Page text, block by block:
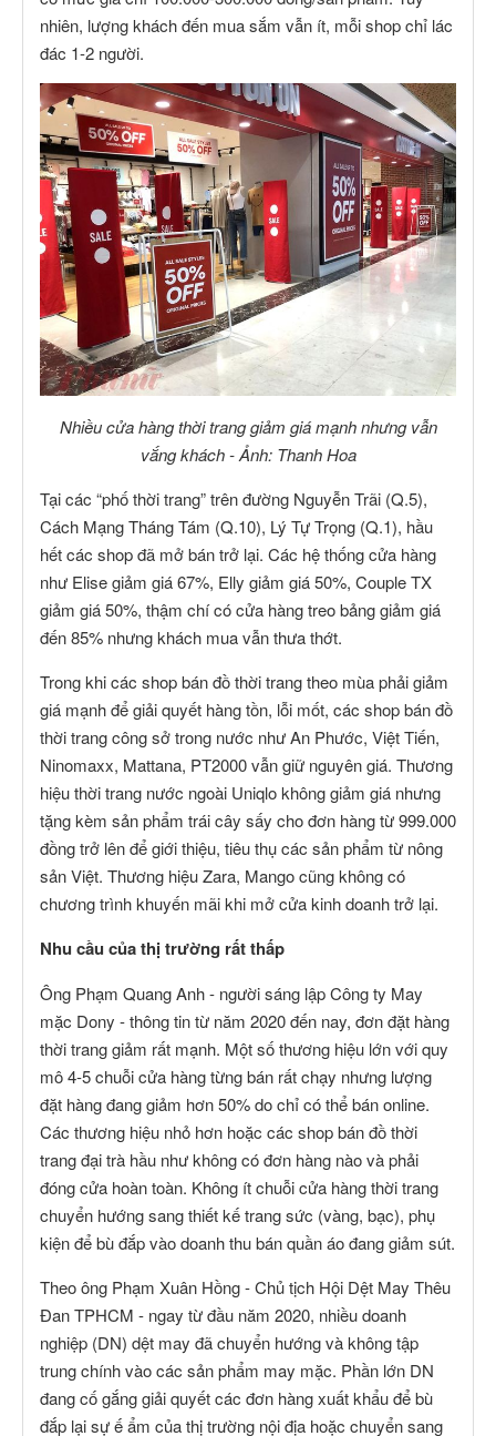
nhiên, lượng khách đến mua sắm vẫn ít, mỗi shop chỉ lác
đác 1-2 người.
Nhiều cửa hàng thời trang giảm giá mạnh nhưng vẫn
vắng khách - Ảnh: Thanh Hoa
Tại các “phố thời trang” trên đường Nguyễn Trãi (Q.5),
Cách Mạng Tháng Tám (Q.10), Lý Tự Trọng (Q.1), hầu
hết các shop đã mở bán trở lại. Các hệ thống cửa hàng
như Elise giảm giá 67%, Elly giảm giá 50%, Couple TX
giảm giá 50%, thậm chí có cửa hàng treo bảng giảm giá
đến 85% nhưng khách mua vẫn thưa thớt.
Trong khi các shop bán đồ thời trang theo mùa phải giảm
giá mạnh để giải quyết hàng tồn, lỗi mốt, các shop bán đồ
thời trang công sở trong nước như An Phước, Việt Tiến,
Ninomaxx, Mattana, PT2000 vẫn giữ nguyên giá. Thương
hiệu thời trang nước ngoài Uniqlo không giảm giá nhưng
tặng kèm sản phẩm trái cây sấy cho đơn hàng từ 999.000
đồng trở lên để giới thiệu, tiêu thụ các sản phẩm từ nông
sản Việt. Thương hiệu Zara, Mango cũng không có
chương trình khuyến mãi khi mở cửa kinh doanh trở lại.
Nhu cầu của thị trường rất thấp
Ông Phạm Quang Anh - người sáng lập Công ty May
mặc Dony - thông tin từ năm 2020 đến nay, đơn đặt hàng
thời trang giảm rất mạnh. Một số thương hiệu lớn với quy
mô 4-5 chuỗi cửa hàng từng bán rất chạy nhưng lượng
đặt hàng đang giảm hơn 50% do chỉ có thể bán online.
Các thương hiệu nhỏ hơn hoặc các shop bán đồ thời
trang đại trà hầu như không có đơn hàng nào và phải
đóng cửa hoàn toàn. Không ít chuỗi cửa hàng thời trang
chuyển hướng sang thiết kế trang sức (vàng, bạc), phụ
kiện để bù đắp vào doanh thu bán quần áo đang giảm sút.
Theo ông Phạm Xuân Hồng - Chủ tịch Hội Dệt May Thêu
Đan TPHCM - ngay từ đầu năm 2020, nhiều doanh
nghiệp (DN) dệt may đã chuyển hướng và không tập
trung chính vào các sản phẩm may mặc. Phần lớn DN
đang cố gắng giải quyết các đơn hàng xuất khẩu để bù
đắp lại sự ế ẩm của thị trường nội địa hoặc chuyển sang